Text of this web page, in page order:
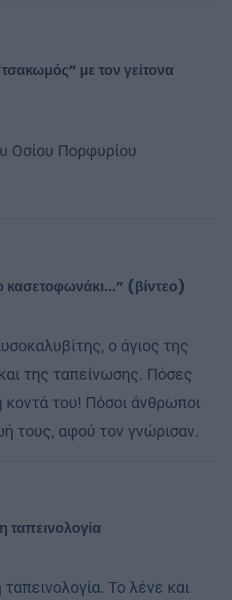
με τον γείτονα
Οσίου Πορφυρίου
κασετοφωνάκι…” (βίντεο)
ο άγιος της
της ταπείνωσης. Πόσες
του! Πόσοι άνθρωποι
τους, αφού τον γνώρισαν.
ταπεινολογία
ταπεινολογία. Το λένε και